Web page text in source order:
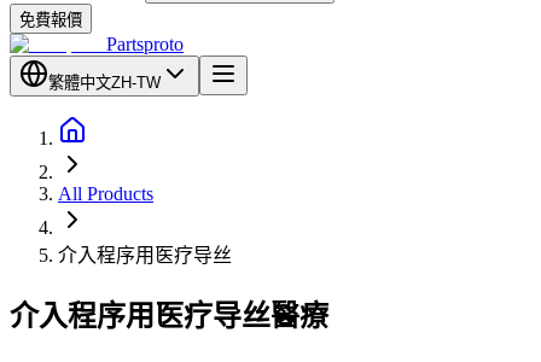
免費報價
Partsproto
繁體中文ZH-TW
All Products
介入程序用医疗导丝
介入程序用医疗导丝醫療